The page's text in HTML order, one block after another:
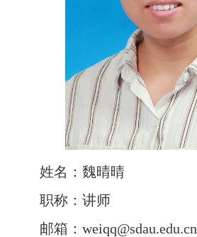
姓名：魏晴晴
职称：讲师
邮箱：weiqq@sdau.edu.cn